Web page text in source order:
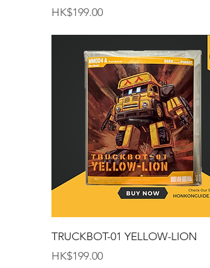
価格
HK$199.00
クイックビュー
TRUCKBOT-01 YELLOW-LION
価格
HK$199.00